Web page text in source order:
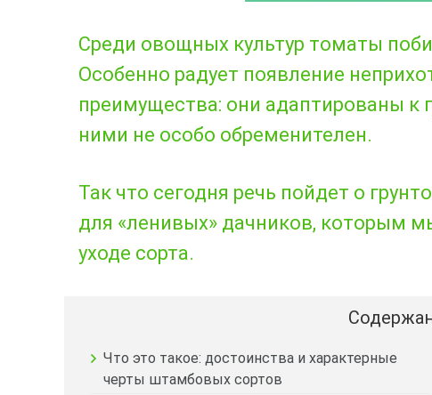
Среди овощных культур томаты
Особенно радует появление
преимущества: они адаптированы к
ними не особо обременителен.
Так что сегодня речь пойдет о
для «ленивых» дачников, которым
уходе сорта.
Что это такое: достоинства и характерные
черты штамбовых сортов